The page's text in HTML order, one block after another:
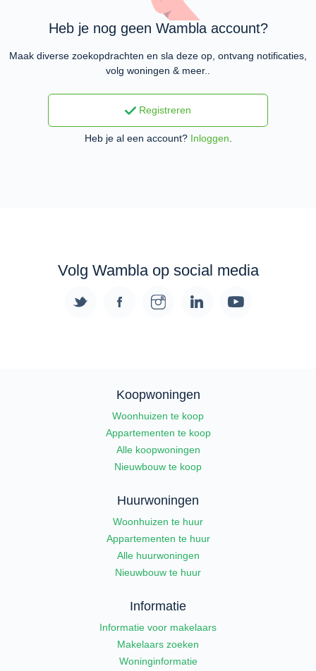
Heb je nog geen Wambla account?
Maak diverse zoekopdrachten en sla deze op, ontvang notificaties,
volg woningen & meer..
Registreren
Heb je al een account? Inloggen
Volg Wambla op social media
Koopwoningen
Woonhuizen te koop
Appartementen te koop
Alle koopwoningen
Nieuwbouw te koop
Huurwoningen
Woonhuizen te huur
Appartementen te huur
Alle huurwoningen
Nieuwbouw te huur
Informatie
Informatie voor makelaars
Makelaars zoeken
Woninginformatie